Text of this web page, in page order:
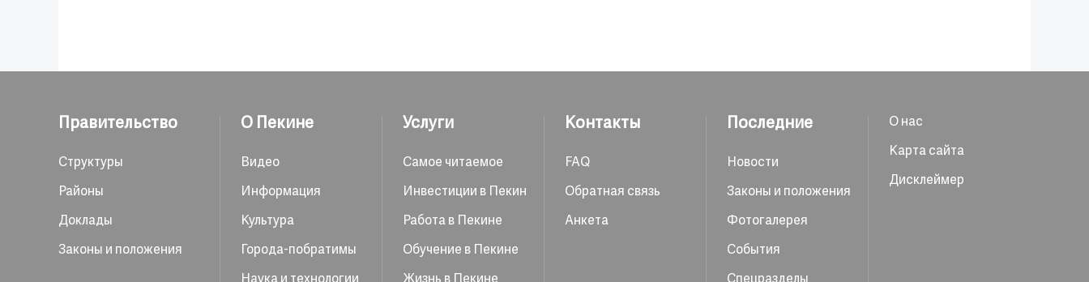
Правительство
Структуры
Районы
Доклады
Законы и положения
О Пекине
Видео
Информация
Культура
Города-побратимы
Услуги
Самое читаемое
Инвестиции в Пекин
Работа в Пекине
Обучение в Пекине
Контакты
FAQ
Обратная связь
Анкета
Последние
Новости
Законы и положения
Фотогалерея
События
О нас
Карта сайта
Дисклеймер